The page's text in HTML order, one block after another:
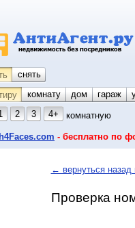
снять
комнату койко-место
дом гараж
2 3 4+ комнатную
- бесплатно по
← вернуться назад
Проверка